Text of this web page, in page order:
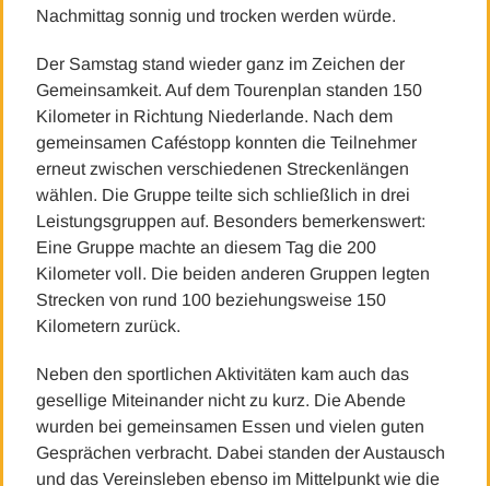
Nachmittag sonnig und trocken werden würde.
Der Samstag stand wieder ganz im Zeichen der
Gemeinsamkeit. Auf dem Tourenplan standen 150
Kilometer in Richtung Niederlande. Nach dem
gemeinsamen Caféstopp konnten die Teilnehmer
erneut zwischen verschiedenen Streckenlängen
wählen. Die Gruppe teilte sich schließlich in drei
Leistungsgruppen auf. Besonders bemerkenswert:
Eine Gruppe machte an diesem Tag die 200
Kilometer voll. Die beiden anderen Gruppen legten
Strecken von rund 100 beziehungsweise 150
Kilometern zurück.
Neben den sportlichen Aktivitäten kam auch das
gesellige Miteinander nicht zu kurz. Die Abende
wurden bei gemeinsamen Essen und vielen guten
Gesprächen verbracht. Dabei standen der Austausch
und das Vereinsleben ebenso im Mittelpunkt wie die